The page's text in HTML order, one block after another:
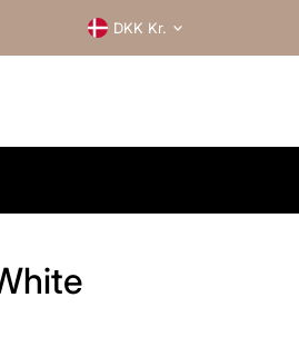
Currency
DKK Kr.